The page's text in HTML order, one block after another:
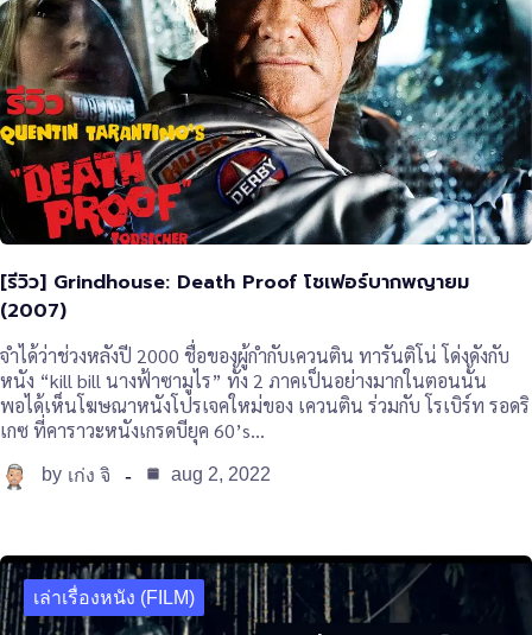
[รีวิว] Grindhouse: Death Proof โชเฟอร์บากพญายม
(2007)
จำได้ว่าช่วงหลังปี 2000 ชื่อของผู้กำกับเควนติน ทารันติโน่ โด่งดังกับ
หนัง “kill bill นางฟ้าซามูไร” ทั้ง 2 ภาคเป็นอย่างมากในตอนนั้น
พอได้เห็นโฆษณาหนังโปรเจคใหม่ของ เควนติน ร่วมกับ โรเบิร์ท รอดริ
เกซ ที่คาราวะหนังเกรดบียุค 60’s…
by เก่ง จิ aug 2, 2022
เล่าเรื่องหนัง (FILM)